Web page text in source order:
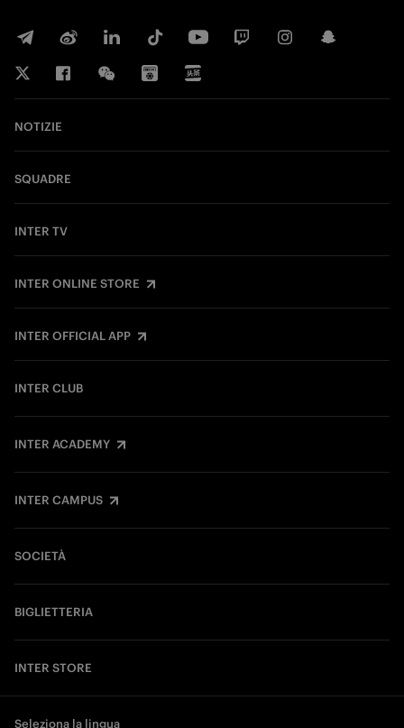
NOTIZIE
SQUADRE
INTER TV
INTER ONLINE STORE
INTER OFFICIAL APP
INTER CLUB
INTER ACADEMY
INTER CAMPUS
SOCIETÀ
BIGLIETTERIA
INTER STORE
Seleziona la lingua